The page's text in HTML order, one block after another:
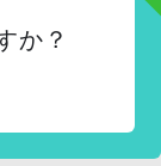
か？